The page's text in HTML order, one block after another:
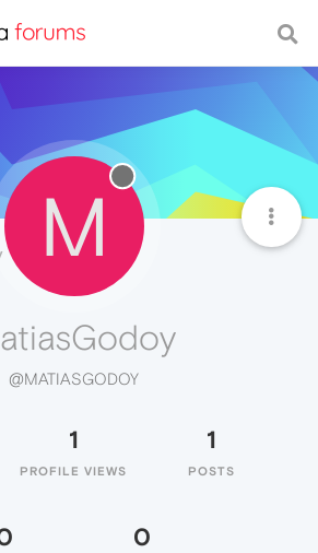
M
@MATIASGODOY
1
PROFILE VIEWS
1
POSTS
0